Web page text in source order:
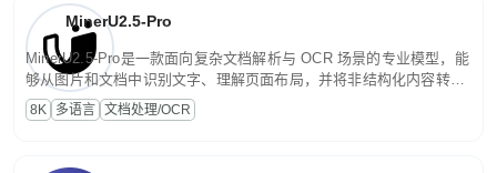
MinerU2.5-Pro
MinerU2.5-Pro是一款面向复杂文档解析与 OCR 场景的专业模型，能
够从图片和文档中识别文字、理解页面布局，并将非结构化内容转换
为便于存储、检索和二次处理的结构化结果。
8K 多语言 文档处理/OCR